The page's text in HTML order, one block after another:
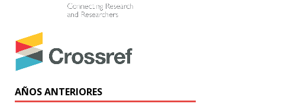
AÑOS ANTERIORES